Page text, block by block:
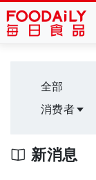
全部
消费者
新消息